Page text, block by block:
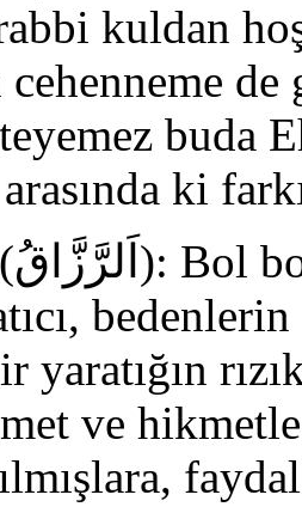
kuldan
buda
ki
(اَلرَّزَّاقُ): Bol bol rızık veren, rızıklandıran,
yaratığın
ve